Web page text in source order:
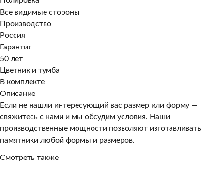
Все видимые стороны
Производство
Россия
Гарантия
50 лет
Цветник и тумба
В комплекте
Описание
Если не нашли интересующий вас размер или форму —
свяжитесь с нами и мы обсудим условия. Наши
производственные мощности позволяют изготавливать
памятники любой формы и размеров.
Смотреть также